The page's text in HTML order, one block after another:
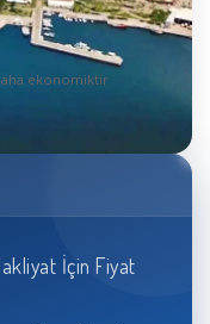
ekonomiktir
İçin Fiyat